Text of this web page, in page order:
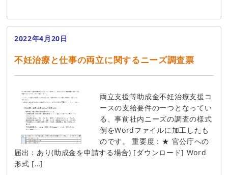
2022年4月20日
不妊治療と仕事の両立に関するニーズ調査票
両立支援等助成金不妊治療支援コ
ースの支給要件の一つとなってい
る、事前社内ニーズの調査の様式
例をWordファイルに加工したも
のです。 重要度：★ 官公庁への
届出：あり(助成金を申請する場合) [ダウンロード] Word
形式 […]